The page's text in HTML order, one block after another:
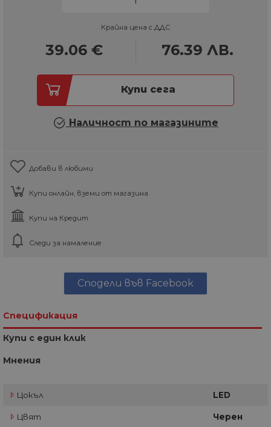
Крайна цена с ДДС
39.06 € 76.39 ЛВ.
Купи сега
Наличност по магазините
Добави в любими
Купи онлайн, вземи от магазина
Купи на Кредит
Следи за намаление
Сподели във Facebook
Спецификация
Купи с един клик
Мнения
Цокъл LED
Цвят Черен